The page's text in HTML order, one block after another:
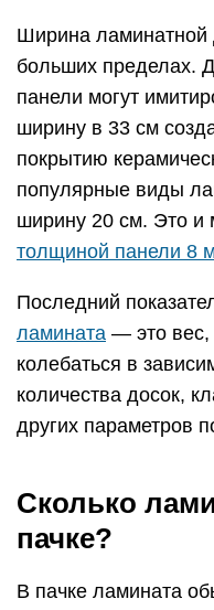
Ширина ламинатной
больших пределах.
панели могут
ширину в 33 см
покрытию
популярные виды
ширину 20 см. Это и
толщиной панели 8
Последний
ламината — это вес,
колебаться в
количества досок,
других параметров
Сколько
пачке?
В пачке ламината